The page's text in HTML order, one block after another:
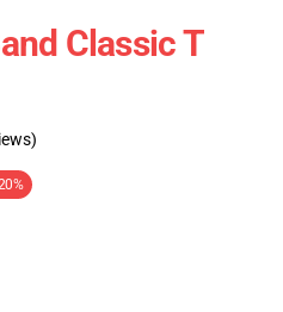
Classic T